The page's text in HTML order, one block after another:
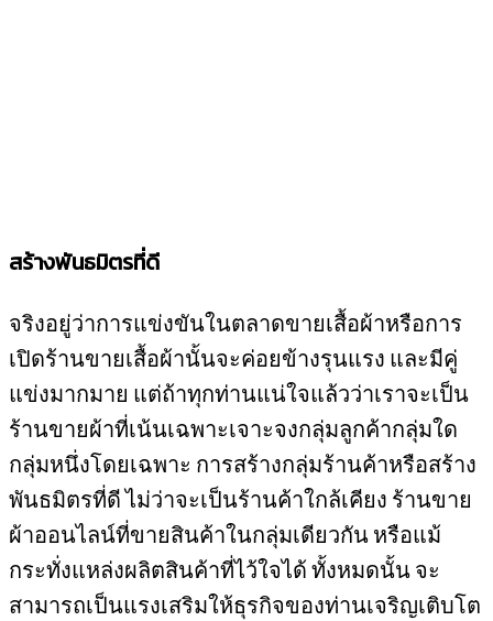
สร้างพันธมิตรที่ดี
จริงอยู่ว่าการแข่งขันในตลาดขายเสื้อผ้าหรือการ
เปิดร้านขายเสื้อผ้านั้นจะค่อยข้างรุนแรง และมีคู่
แข่งมากมาย แต่ถ้าทุกท่านแน่ใจแล้วว่าเราจะเป็น
ร้านขายผ้าที่เน้นเฉพาะเจาะจงกลุ่มลูกค้ากลุ่มใด
กลุ่มหนึ่งโดยเฉพาะ การสร้างกลุ่มร้านค้าหรือสร้าง
พันธมิตรที่ดี ไม่ว่าจะเป็นร้านค้าใกล้เคียง ร้านขาย
ผ้าออนไลน์ที่ขายสินค้าในกลุ่มเดียวกัน หรือแม้
กระทั่งแหล่งผลิตสินค้าที่ไว้ใจได้ ทั้งหมดนั้น จะ
สามารถเป็นแรงเสริมให้ธุรกิจของท่านเจริญเติบโต